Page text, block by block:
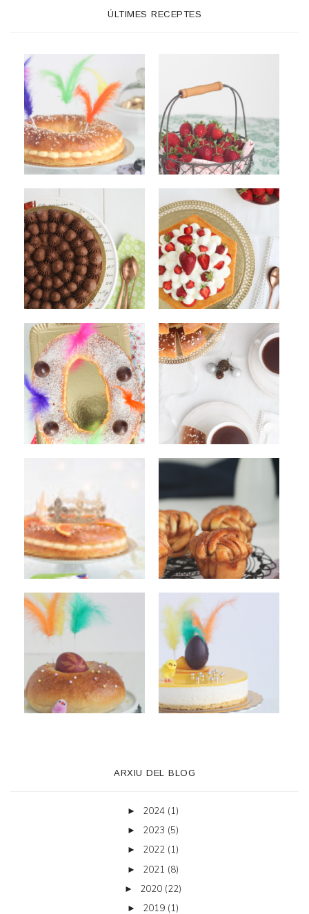
ÚLTIMES RECEPTES
ARXIU DEL BLOG
► 2024 (1)
► 2023 (5)
► 2022 (1)
► 2021 (8)
► 2020 (22)
► 2019 (1)